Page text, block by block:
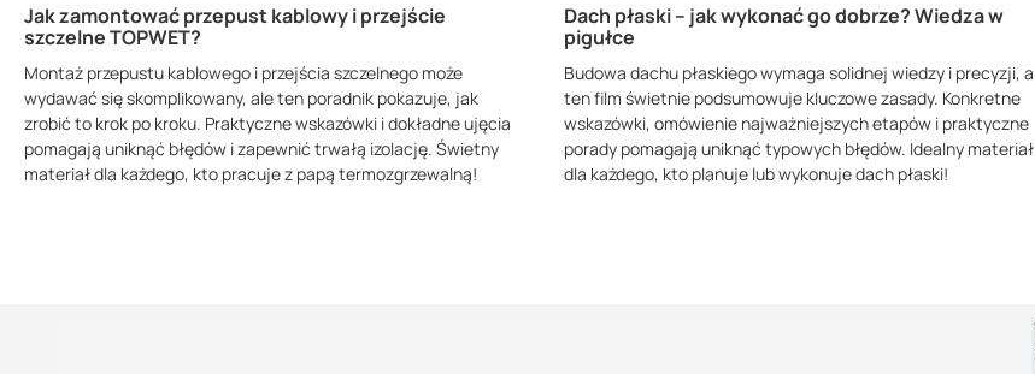
Jak zamontować przepust kablowy i przejście
szczelne TOPWET?
Montaż przepustu kablowego i przejścia szczelnego może
wydawać się skomplikowany, ale ten poradnik pokazuje, jak
zrobić to krok po kroku. Praktyczne wskazówki i dokładne ujęcia
pomagają uniknąć błędów i zapewnić trwałą izolację. Świetny
materiał dla każdego, kto pracuje z papą termozgrzewalną!
Dach płaski – jak wykonać go dobrze? Wiedza w
pigułce
Budowa dachu płaskiego wymaga solidnej wiedzy i precyzji, a
ten film świetnie podsumowuje kluczowe zasady. Konkretne
wskazówki, omówienie najważniejszych etapów i praktyczne
porady pomagają uniknąć typowych błędów. Idealny materiał
dla każdego, kto planuje lub wykonuje dach płaski!